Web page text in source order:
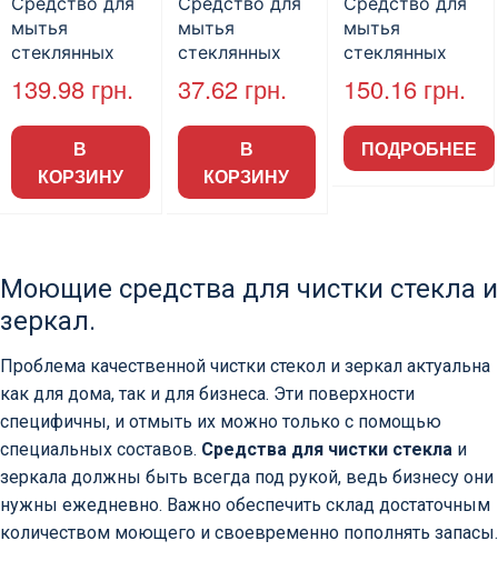
мытья
стеклянных
поверхностей
«B2B SERVICE
«Стекло.
Альпийское»,
139.98 грн.
В
КОРЗИНУ
мытья
стеклянных
поверхностей
«B2B SERVICE
«Стекло.
Альпийское»,
без
распылителя,
37.62 грн.
В
КОРЗИНУ
мытья
стеклянных
поверхностей
«Tenzi Glass»,
концентрат,
1000мл
150.16 грн.
ПОДРОБНЕЕ
Моющие средства для чистки стекла и
зеркал.
Проблема качественной чистки стекол и зеркал актуальна
как для дома, так и для бизнеса. Эти поверхности
специфичны, и отмыть их можно только с помощью
специальных составов. Средства для чистки стекла и
зеркала должны быть всегда под рукой, ведь бизнесу они
нужны ежедневно. Важно обеспечить склад достаточным
количеством моющего и своевременно пополнять запасы.